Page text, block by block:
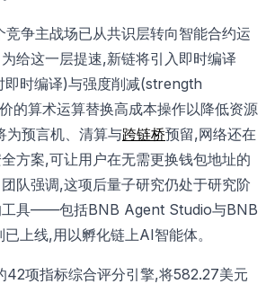
争主战场已从共识层转向智能合约运
给这一层提速,新链将引入即时编译
时编译)与强度削减(strength
的算术运算替换高成本操作以降低资源
为预言机、清算与跨链桥预留,网络还在
方案,可让用户在无需更换钱包地址的
队强调,这项后量子研究仍处于研究阶
工具——包括BNB Agent Studio与BNB
上线,用以孵化链上AI智能体。
42项指标综合评分引擎,将582.27美元